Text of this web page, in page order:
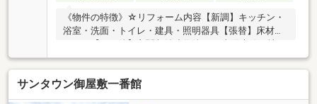
《物件の特徴》☆リフォーム内容【新調】キッチン・
浴室・洗面・トイレ・建具・照明器具【張替】床材・
鉄西神・山手線・海岸線「新長田」駅徒歩2分・東南
角部屋で日当たり、通風、眺望良好・リビングダイニ
ングにも収納あり・蓮池小学校／西代中学校※駐車場
の空き状況はお問合せくださいスマホユーザーの方は
サンタウン御屋敷一番館